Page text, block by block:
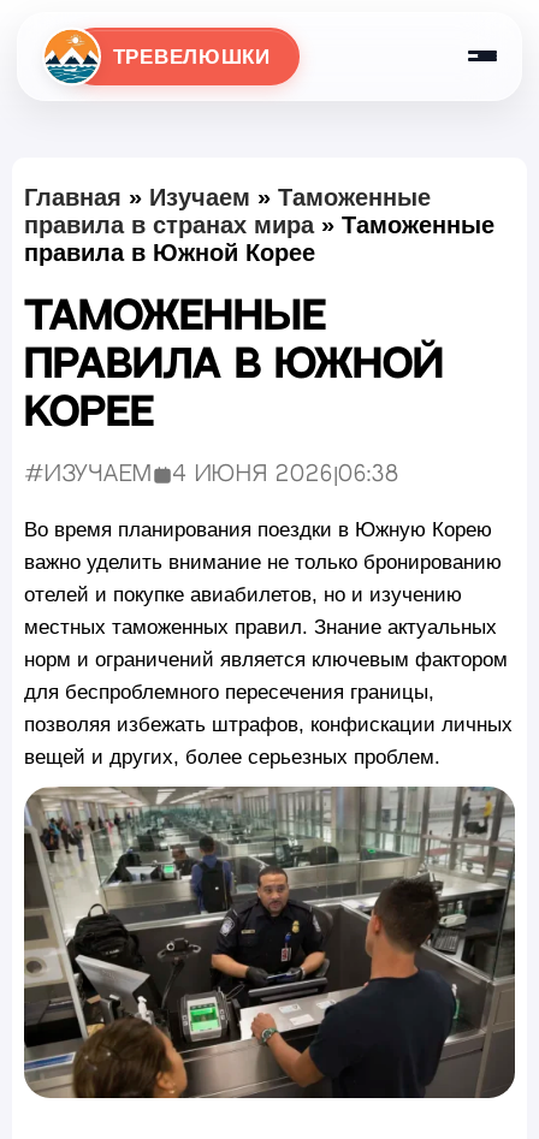
ТРЕВЕЛЮШКИ
Главная » Изучаем » Таможенные
правила в странах мира» Таможенные
правила в Южной Корее
Таможенные
правила в Южной
Корее
#Изучаем Опубликовано:
4 июня 2026 |06:38
Во время планирования поездки в Южную Корею
важно уделить внимание не только бронированию
отелей и покупке авиабилетов, но и изучению
местных таможенных правил. Знание актуальных
норм и ограничений является ключевым фактором
для беспроблемного пересечения границы,
позволяя избежать штрафов, конфискации личных
вещей и других, более серьезных проблем.